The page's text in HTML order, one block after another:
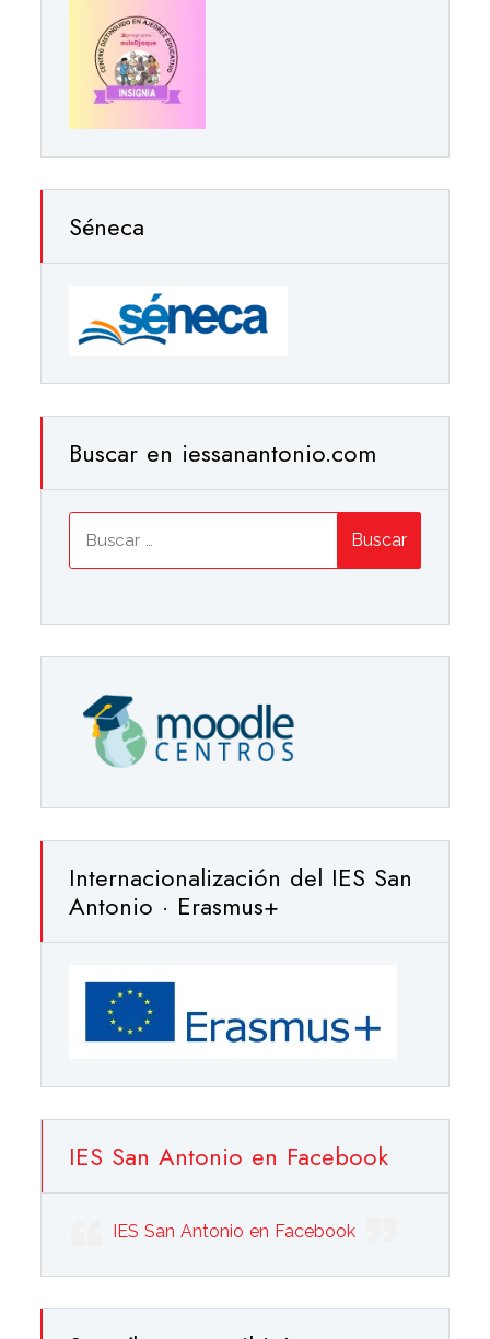
Séneca
Buscar en iessanantonio.com
Internacionalización del IES San
Antonio · Erasmus+
IES San Antonio en Facebook
IES San Antonio en Facebook